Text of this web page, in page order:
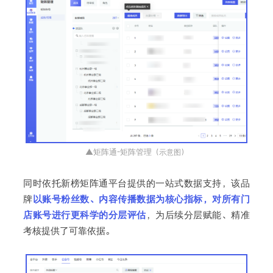
▲矩阵通-矩阵管理 （示意图）
同时依托新榜矩阵通平台提供的一站式数据支持，该品
牌以账号粉丝数、内容传播数据为核心指标，对所有门
店账号进行更科学的分层评估 ，为后续分层赋能、精准
考核提供了可靠依据。